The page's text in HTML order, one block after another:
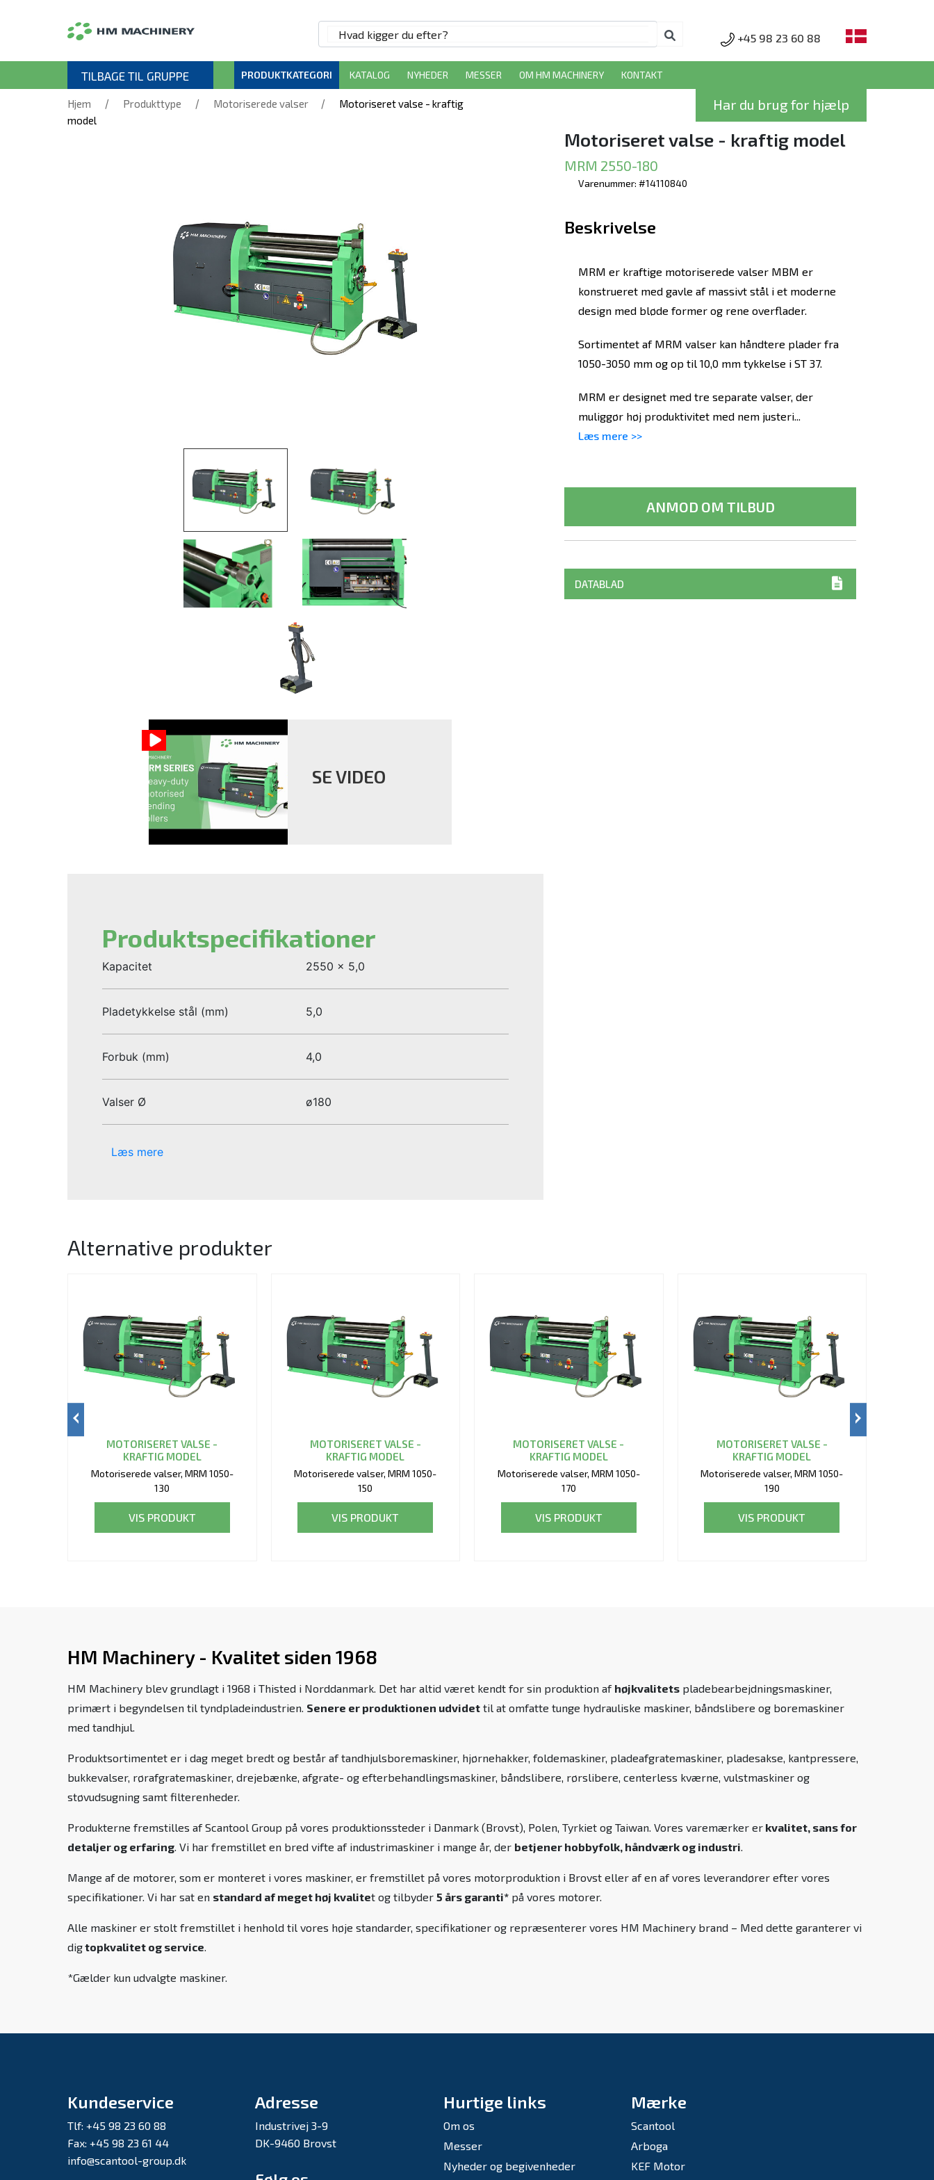
+45 98 23 60 88
TILBAGE TIL GRUPPE PRODUKTKATEGORI KATALOG NYHEDER MESSER OM HM MACHINERY KONTAKT
Hjem / Produkttype / Motoriserede valser /
Motoriseret valse - kraftig
model
Har du brug for hjælp
SE VIDEO
Motoriseret valse - kraftig model
MRM 2550-180
Varenummer: #14110840
Beskrivelse
MRM er kraftige motoriserede valser MBM er
konstrueret med gavle af massivt stål i et moderne
design med bløde former og rene overflader.
Sortimentet af MRM valser kan håndtere plader fra
1050-3050 mm og op til 10,0 mm tykkelse i ST 37.
MRM er designet med tre separate valser, der
muliggør høj produktivitet med nem justeri...
Læs mere >>
ANMOD OM TILBUD
DATABLAD
Produktspecifikationer
Kapacitet 2550 x 5,0
Pladetykkelse stål (mm) 5,0
Forbuk (mm) 4,0
Valser Ø ø180
Læs mere
Alternative produkter
MOTORISERET VALSE -
KRAFTIG MODEL
Motoriserede valser, MRM 1050-
130
VIS PRODUKT
MOTORISERET VALSE -
KRAFTIG MODEL
Motoriserede valser, MRM 1050-
150
VIS PRODUKT
MOTORISERET VALSE -
KRAFTIG MODEL
Motoriserede valser, MRM 1050-
170
VIS PRODUKT
MOTORISERET VALSE -
KRAFTIG MODEL
Motoriserede valser, MRM 1050-
190
VIS PRODUKT
HM Machinery - Kvalitet siden 1968
HM Machinery blev grundlagt i 1968 i Thisted i Norddanmark. Det har altid været kendt for sin produktion af højkvalitets pladebearbejdningsmaskiner,
primært i begyndelsen til tyndpladeindustrien. Senere er produktionen udvidet til at omfatte tunge hydrauliske maskiner, båndslibere og boremaskiner
med tandhjul.
Produktsortimentet er i dag meget bredt og består af tandhjulsboremaskiner, hjørnehakker, foldemaskiner, pladeafgratemaskiner, pladesakse, kantpressere,
bukkevalser, rørafgratemaskiner, drejebænke, afgrate- og efterbehandlingsmaskiner, båndslibere, rørslibere, centerless kværne, vulstmaskiner og
støvudsugning samt filterenheder.
Produkterne fremstilles af Scantool Group på vores produktionssteder i Danmark (Brovst), Polen, Tyrkiet og Taiwan. Vores varemærker er kvalitet, sans for
detaljer og erfaring. Vi har fremstillet en bred vifte af industrimaskiner i mange år, der betjener hobbyfolk, håndværk og industri.
Mange af de motorer, som er monteret i vores maskiner, er fremstillet på vores motorproduktion i Brovst eller af en af vores leverandører efter vores
specifikationer. Vi har sat en standard af meget høj kvalitet og tilbyder 5 års garanti* på vores motorer.
Alle maskiner er stolt fremstillet i henhold til vores høje standarder, specifikationer og repræsenterer vores HM Machinery brand – Med dette garanterer vi
digtopkvalitet og service.
*Gælder kun udvalgte maskiner.
Kundeservice
Tlf: +45 98 23 60 88
Fax: +45 98 23 61 44
info@scantool-group.dk
Adresse
Industrivej 3-9
DK-9460 Brovst
Hurtige links
Om os
Messer
Nyheder og begivenheder
Mærke
Scantool
Arboga
KEF Motor